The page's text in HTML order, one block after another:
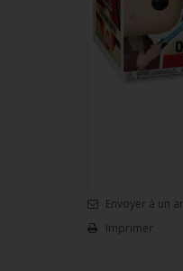
Envoyer à un
Imprimer